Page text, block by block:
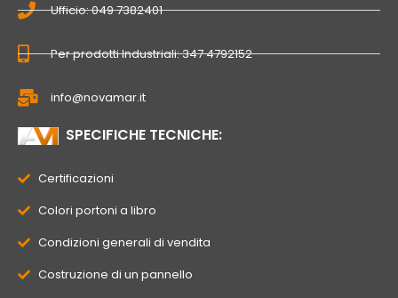
Ufficio: 049 7382401
Per prodotti Industriali: 347 4792152
info@novamar.it
SPECIFICHE TECNICHE:
Certificazioni
Colori portoni a libro
Condizioni generali di vendita
Costruzione di un pannello